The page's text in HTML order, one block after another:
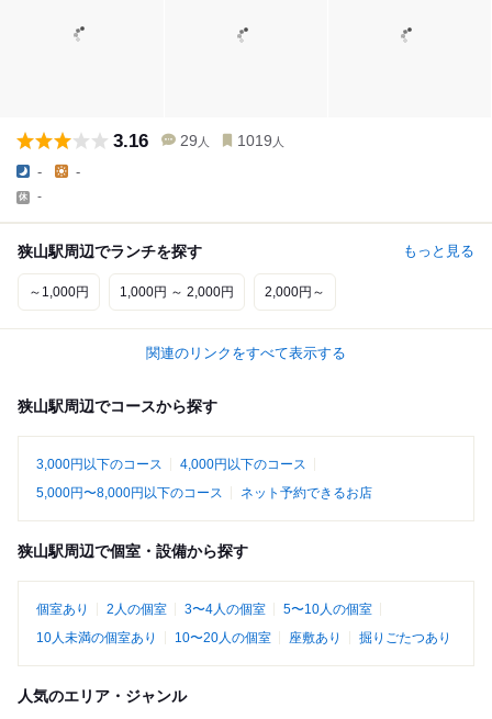
3.16 29 人 1019 人
- -
-
狭山駅周辺でランチを探す もっと見る
～1,000円 1,000円 ～ 2,000円 2,000円～
関連のリンクをすべて表示する
狭山駅周辺でコースから探す
3,000円以下のコース
4,000円以下のコース
5,000円〜8,000円以下のコース
ネット予約できるお店
狭山駅周辺で個室・設備から探す
個室あり 2人の個室 3〜4人の個室
5〜10人の個室
10人未満の個室あり
10〜20人の個室 座敷あり 掘りごたつあり
人気のエリア・ジャンル